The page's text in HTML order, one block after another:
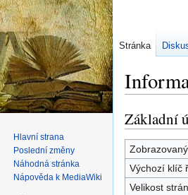
Skočit
na
navigaci
Skočit
na
vyhledávání
Základní
Výchozí klíč
Velikost
Stránka
Hlavní strana
Poslední změny
Náhodná stránka
Nápověda k MediaWiki